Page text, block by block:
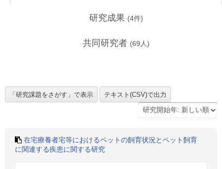
研究成果 (4件)
共同研究者 (69 人)
在宅療養者宅等におけるペットの飼育状況とペット飼育
に関連する疾患に関する研究